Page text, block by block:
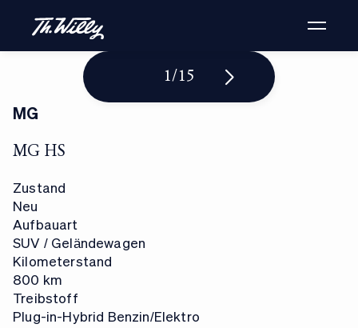
1/ 15
MG
MG HS
Zustand
Neu
Aufbauart
SUV / Geländewagen
Kilometerstand
800 km
Treibstoff
Plug-in-Hybrid Benzin/Elektro